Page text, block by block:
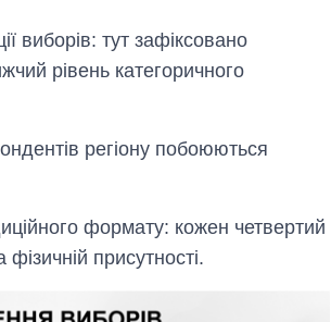
виборів: тут зафіксовано
рівень категоричного
регіону побоюються
формату: кожен четвертий
присутності.